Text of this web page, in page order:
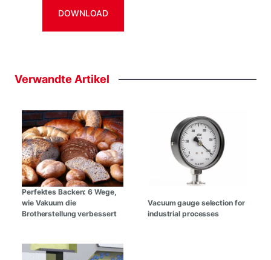
DOWNLOAD
Verwandte Artikel
Perfektes Backen: 6 Wege,
wie Vakuum die
Brotherstellung verbessert
Vacuum gauge selection for
industrial processes